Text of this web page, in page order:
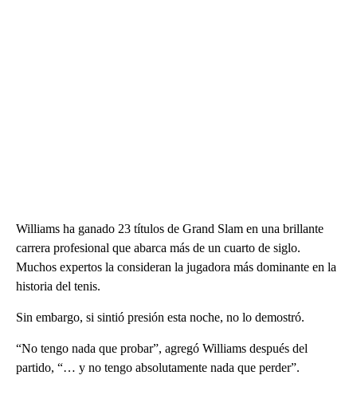
Williams ha ganado 23 títulos de Grand Slam en una brillante
carrera profesional que abarca más de un cuarto de siglo.
Muchos expertos la consideran la jugadora más dominante en la
historia del tenis.
Sin embargo, si sintió presión esta noche, no lo demostró.
“No tengo nada que probar”, agregó Williams después del
partido, “… y no tengo absolutamente nada que perder”.